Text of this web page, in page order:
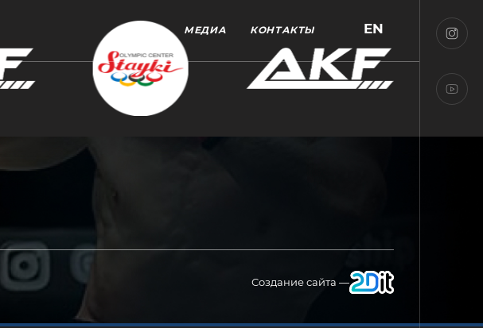
МЕДИА КОНТАКТЫ EN
Создание сайта —